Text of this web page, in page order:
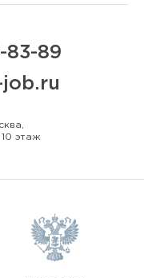
83-89
job.ru
этаж